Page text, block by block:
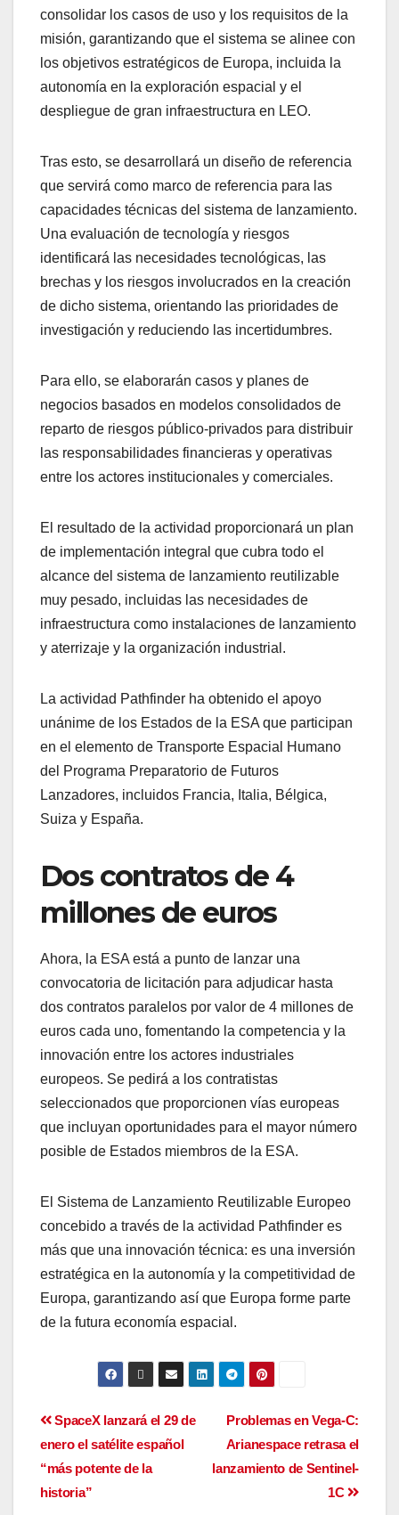
consolidar los casos de uso y los requisitos de la
misión, garantizando que el sistema se alinee con
los objetivos estratégicos de Europa, incluida la
autonomía en la exploración espacial y el
despliegue de gran infraestructura en LEO.
Tras esto, se desarrollará un diseño de referencia
que servirá como marco de referencia para las
capacidades técnicas del sistema de lanzamiento.
Una evaluación de tecnología y riesgos
identificará las necesidades tecnológicas, las
brechas y los riesgos involucrados en la creación
de dicho sistema, orientando las prioridades de
investigación y reduciendo las incertidumbres.
Para ello, se elaborarán casos y planes de
negocios basados ​​en modelos consolidados de
reparto de riesgos público-privados para distribuir
las responsabilidades financieras y operativas
entre los actores institucionales y comerciales.
El resultado de la actividad proporcionará un plan
de implementación integral que cubra todo el
alcance del sistema de lanzamiento reutilizable
muy pesado, incluidas las necesidades de
infraestructura como instalaciones de lanzamiento
y aterrizaje y la organización industrial.
La actividad Pathfinder ha obtenido el apoyo
unánime de los Estados de la ESA que participan
en el elemento de Transporte Espacial Humano
del Programa Preparatorio de Futuros
Lanzadores, incluidos Francia, Italia, Bélgica,
Suiza y España.
Dos contratos de 4
millones de euros
Ahora, la ESA está a punto de lanzar una
convocatoria de licitación para adjudicar hasta
dos contratos paralelos por valor de 4 millones de
euros cada uno, fomentando la competencia y la
innovación entre los actores industriales
europeos. Se pedirá a los contratistas
seleccionados que proporcionen vías europeas
que incluyan oportunidades para el mayor número
posible de Estados miembros de la ESA.
El Sistema de Lanzamiento Reutilizable Europeo
concebido a través de la actividad Pathfinder es
más que una innovación técnica: es una inversión
estratégica en la autonomía y la competitividad de
Europa, garantizando así que Europa forme parte
de la futura economía espacial.
Problemas en Vega-C:
Arianespace retrasa el
lanzamiento de Sentinel-
1C
SpaceX lanzará el 29 de
enero el satélite español
“más potente de la
historia”